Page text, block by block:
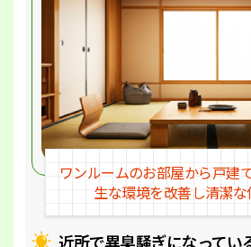
近所で異臭騒ぎになってい
ワンルームのお部屋から戸建
生な環境を改善し清潔な